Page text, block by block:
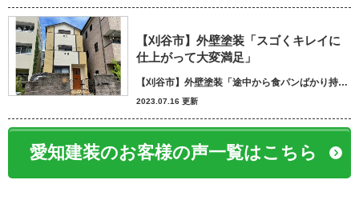
【刈谷市】外壁塗装「スゴくキレイに
仕上がって大変満足」
【刈谷市】外壁塗装「途中から食パンばかり持ってきてパン屋さんかと思いました笑」
2023.07.16 更新
愛知建装のお客様の声一覧はこちら